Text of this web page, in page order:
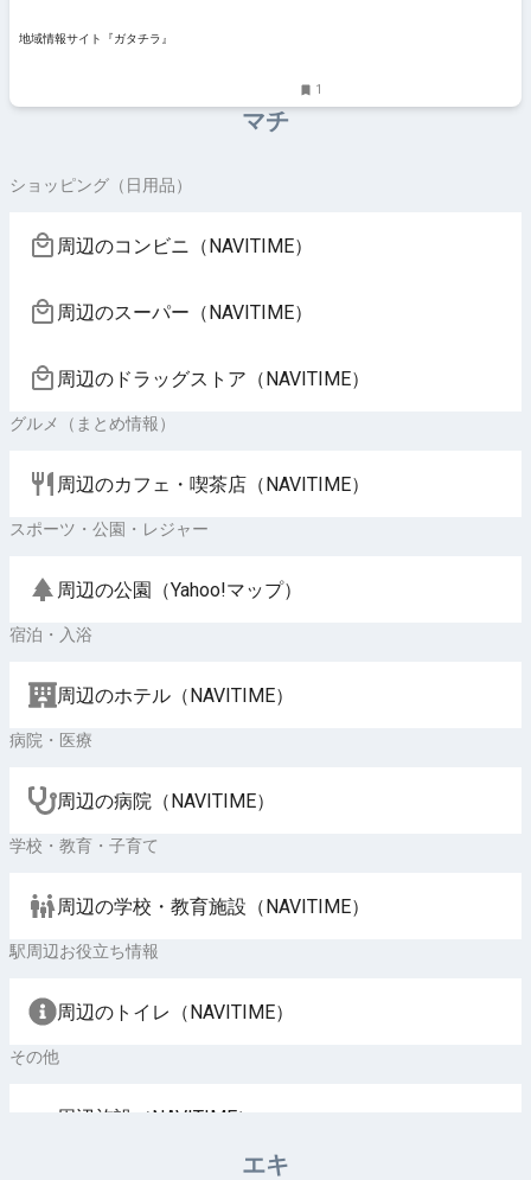
地域情報サイト『ガタチラ』
1
マチ
ショッピング（日用品）
周辺のコンビニ（NAVITIME）
周辺のスーパー（NAVITIME）
周辺のドラッグストア（NAVITIME）
グルメ（まとめ情報）
周辺のカフェ・喫茶店（NAVITIME）
スポーツ・公園・レジャー
周辺の公園（Yahoo!マップ）
宿泊・入浴
周辺のホテル（NAVITIME）
病院・医療
周辺の病院（NAVITIME）
学校・教育・子育て
周辺の学校・教育施設（NAVITIME）
駅周辺お役立ち情報
周辺のトイレ（NAVITIME）
その他
周辺施設（NAVITIME）
エキ